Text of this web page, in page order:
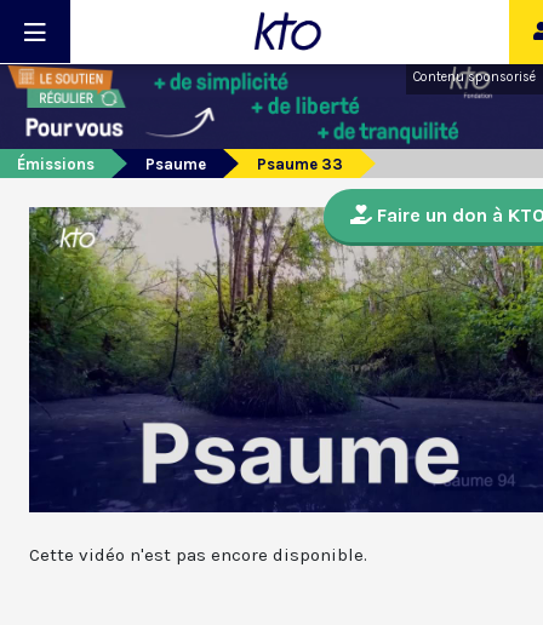
Contenu sponsorisé
Émissions Psaume Psaume 33
Cette vidéo n'est pas encore disponible.
Faire un don à